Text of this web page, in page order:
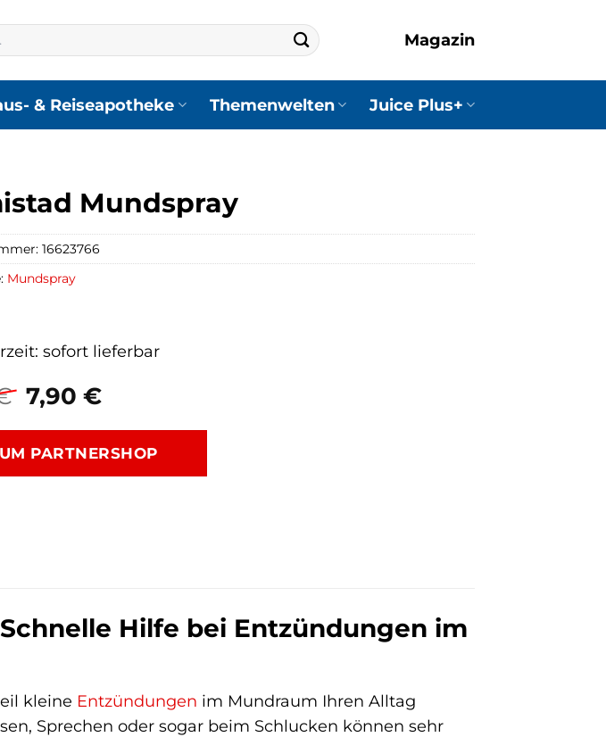
Magazin
& Reiseapotheke Themenwelten Juice Plus+
Mundspray
Ursprünglicher
war:
12,21 €
7,90 €Aktueller
ist:
7,90 €.
sofort lieferbar
PARTNERSHOP
16623766
Mundspray
Hilfe bei Entzündungen im
kleine Entzündungen im Mundraum Ihren Alltag
Sprechen oder sogar beim Schlucken können sehr